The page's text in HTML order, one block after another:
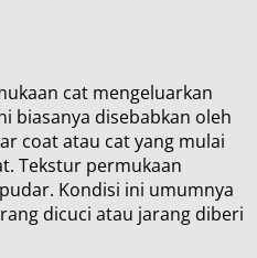
cat mengeluarkan
biasanya disebabkan oleh
coat atau cat yang mulai
Tekstur permukaan
Kondisi ini umumnya
dicuci atau jarang diberi